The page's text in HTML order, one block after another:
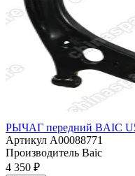
РЫЧАГ передний BAIC
Артикул A00088771
Производитель Baic
4 350 ₽